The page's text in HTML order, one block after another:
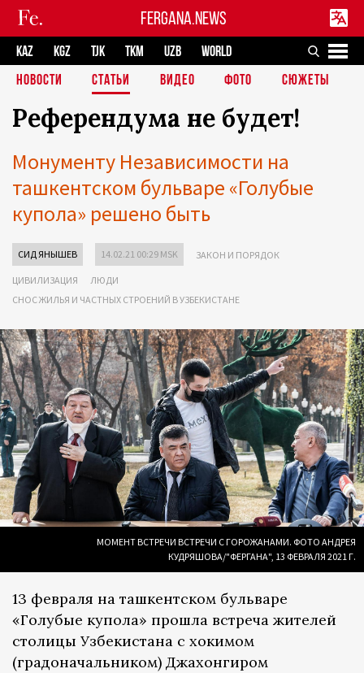
FERGANA.NEWS
KAZ KGZ TJK TKM UZB
WORLD
НОВОСТИ
СТАТЬИ ВИДЕО ФОТО СЮЖЕТЫ
Референдума не будет!
Монументу Независимости на
ташкентском бульваре «Голубые
купола» решено быть
СИД ЯНЫШЕВ 14.02.21 00:29 MSK ЗАКОН И ПОРЯДОК
ЦИВИЛИЗАЦИЯ
ЛЮДИ
СНОС ЖИЛЬЯ И ЧАСТНЫХ СТРОЕНИЙ В УЗБЕКИСТАНЕ
МОМЕНТ ВСТРЕЧИ ВСТРЕЧИ С ГОРОЖАНАМИ. ФОТО АНДРЕЯ
КУДРЯШОВА/"ФЕРГАНА", 13 ФЕВРАЛЯ 2021 Г.
13 февраля на ташкентском бульваре
«Голубые купола» прошла встреча жителей
столицы Узбекистана с хокимом
(градоначальником) Джахонгиром